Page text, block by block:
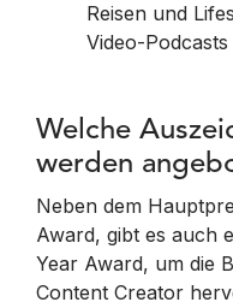
Reisen und
Video-Podcasts
Welche
werden
Neben dem
Award, gibt es auch
Year Award, um die
Content Creator